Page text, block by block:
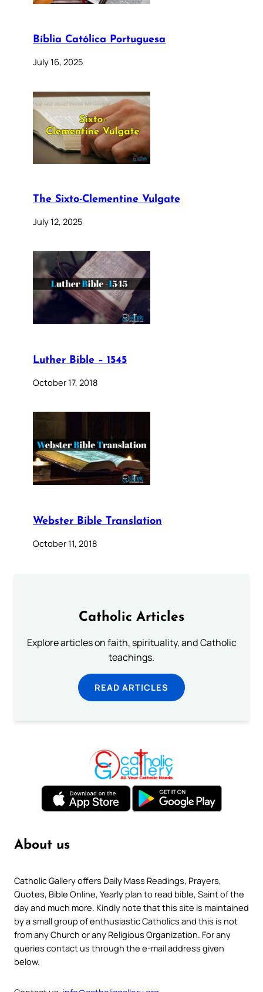
Bíblia Católica Portuguesa
July 16, 2025
The Sixto-Clementine Vulgate
July 12, 2025
Luther Bible – 1545
October 17, 2018
Webster Bible Translation
October 11, 2018
Catholic Articles
Explore articles on faith, spirituality, and Catholic
teachings.
READ ARTICLES
About us
Catholic Gallery offers Daily Mass Readings, Prayers,
Quotes, Bible Online, Yearly plan to read bible, Saint of the
day and much more. Kindly note that this site is maintained
by a small group of enthusiastic Catholics and this is not
from any Church or any Religious Organization. For any
queries contact us through the e-mail address given
below.